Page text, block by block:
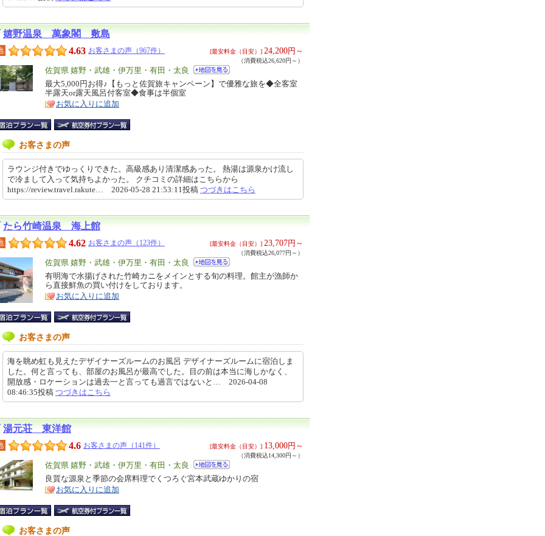
嬉野温泉 萬象閣 敷島
4.63 お客さまの声（967件） [最安料金（目安）] 24,200円～
（消費税込26,620円～）
エ
リ
ア
佐賀県 嬉野・武雄・伊万里・有田・太良
特
徴
最大5,000円お得♪【もっと佐賀旅キャンペーン】で優雅な旅を◆全客室
半露天or露天風呂付客室◆食事は半個室
お気に入りに追加
お客さまの声
ラウンジ付きでゆっくりできた。高級感あり清潔感あった。 熱湯は源泉かけ流し
で冷まして入って気持ちよかった。 クチコミの詳細はこちらから
https://review.travel.rakute… 2026-05-28 21:53:11投稿 つづきはこちら
たら竹崎温泉 海上館
4.62 お客さまの声（123件） [最安料金（目安）] 23,707円～
（消費税込26,077円～）
エ
リ
ア
佐賀県 嬉野・武雄・伊万里・有田・太良
特
徴
有明海で水揚げされた竹崎カニをメインとする旬の料理。館主が漁師か
ら直接鮮魚の買い付けをしております。
お気に入りに追加
お客さまの声
海を眺め虹も見えたデザイナーズルームのお風呂 デザイナーズルームに宿泊しま
した。何と言っても、部屋のお風呂が最高でした。目の前は本当に海しかなく、
開放感・ロケーションは過去一と言っても過言ではないと… 2026-04-08
08:46:35投稿 つづきはこちら
湯元荘 東洋館
4.6 お客さまの声（141件） [最安料金（目安）] 13,000円～
（消費税込14,300円～）
エ
リ
ア
佐賀県 嬉野・武雄・伊万里・有田・太良
特
徴
良質な源泉と季節の会席料理でくつろぐ宮本武蔵ゆかりの宿
お気に入りに追加
お客さまの声